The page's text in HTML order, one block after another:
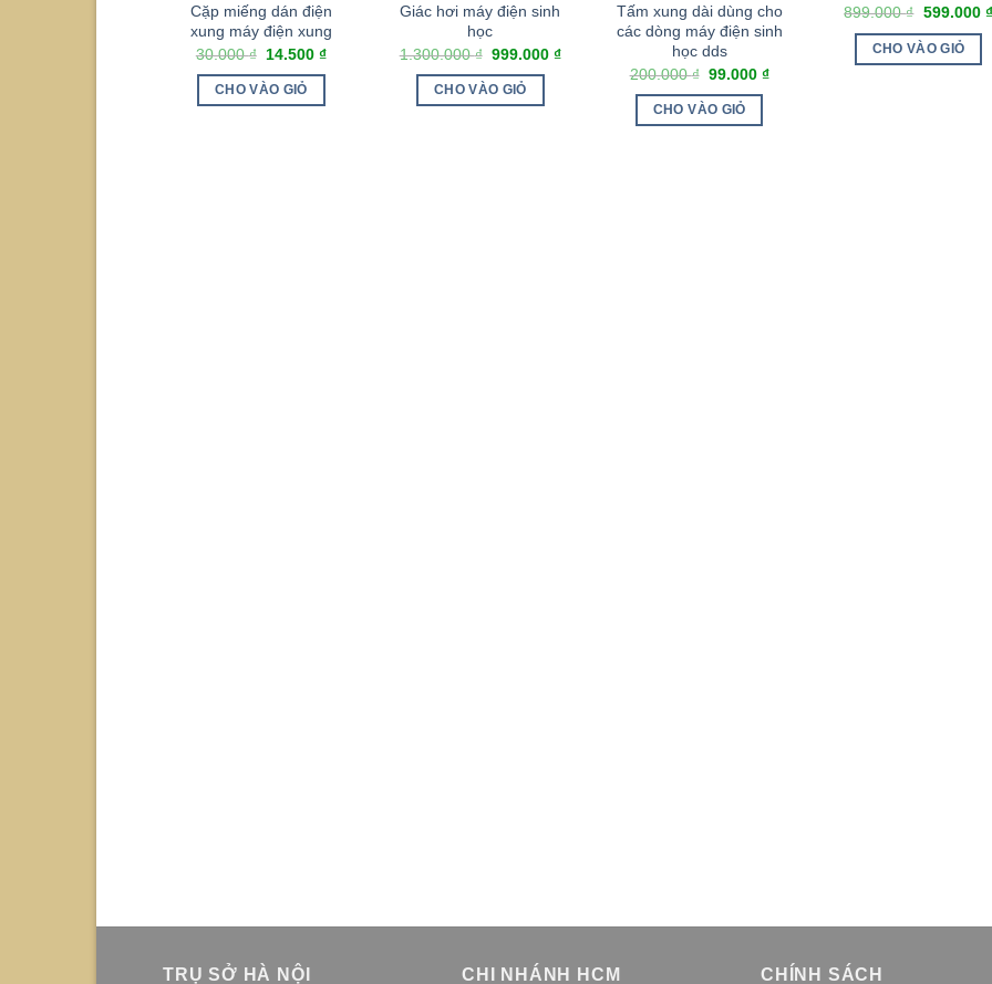
Cặp miếng dán điện
xung máy điện xung
30.000₫ 14.500₫
CHO VÀO GIỎ
Giác hơi máy điện sinh
học
1.300.000₫ 999.000 ₫
CHO VÀO GIỎ
Tấm xung dài dùng cho
các dòng máy điện sinh
học dds
200.000₫ 99.000 ₫
CHO VÀO GIỎ
899.000₫ 599.000 ₫
CHO VÀO GIỎ
TRỤ SỞ HÀ NỘI CHI NHÁNH HCM CHÍNH SÁCH